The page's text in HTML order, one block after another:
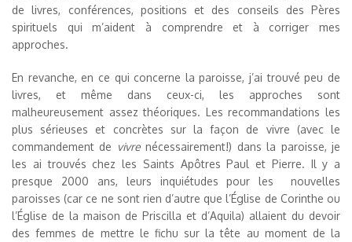
de livres, conférences, positions et des conseils des Pères
spirituels qui m’aident à comprendre et à corriger mes
approches.
En revanche, en ce qui concerne la paroisse, j’ai trouvé peu de
livres, et même dans ceux-ci, les approches sont
malheureusement assez théoriques. Les recommandations les
plus sérieuses et concrètes sur la façon de vivre (avec le
commandement de vivrenécessairement!) dans la paroisse, je
les ai trouvés chez les Saints Apôtres Paul et Pierre. Il y a
presque 2000 ans, leurs inquiétudes pour les nouvelles
paroisses (car ce ne sont rien d’autre que l’Église de Corinthe ou
l’Église de la maison de Priscilla et d’Aquila) allaient du devoir
des femmes de mettre le fichu sur la tête au moment de la